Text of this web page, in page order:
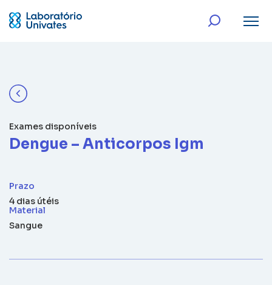
Exames disponíveis
Dengue – Anticorpos Igm
Prazo
4 dias útéis
Material
Sangue